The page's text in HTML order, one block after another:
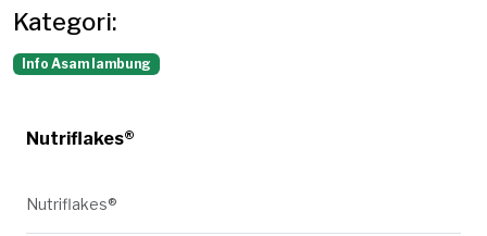
Kategori:
Info Asam lambung
Nutriflakes®
Nutriflakes®